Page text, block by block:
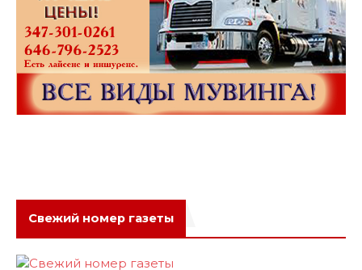
Свежий номер газеты